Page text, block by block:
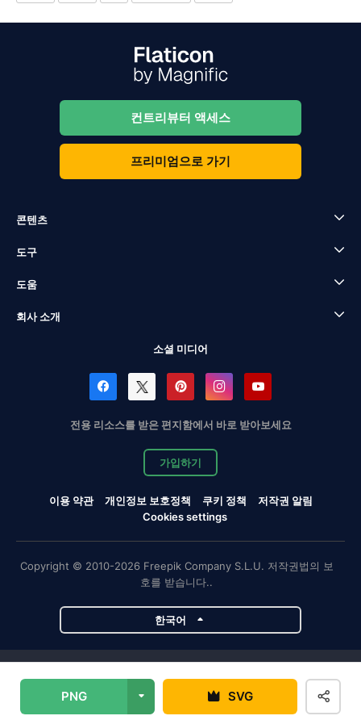
PNG SVG
컨트리뷰터 액세스
프리미엄으로 가기
콘텐츠
도구
도움
회사 소개
소셜 미디어
전용 리소스를 받은 편지함에서 바로 받아보세요
가입하기
이용 약관 개인정보 보호정책 쿠키 정책
저작권 알림
Cookies settings
Copyright © 2010-2026 Freepik Company S.L.U. 저작권법의 보
호를 받습니다..
한국어